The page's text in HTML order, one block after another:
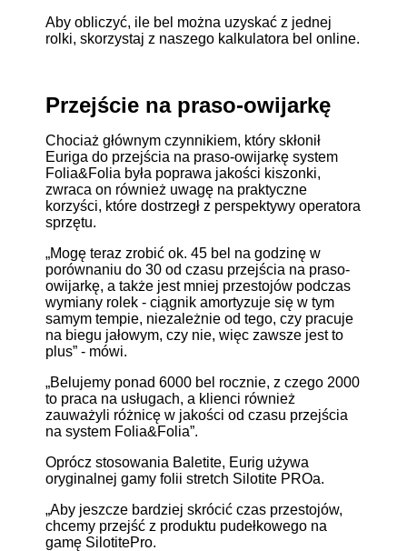
Aby obliczyć, ile bel można uzyskać z jednej
rolki, skorzystaj z naszego kalkulatora bel online.
Przejście na praso-owijarkę
Chociaż głównym czynnikiem, który skłonił
Euriga do przejścia na praso-owijarkę system
Folia&Folia była poprawa jakości kiszonki,
zwraca on również uwagę na praktyczne
korzyści, które dostrzegł z perspektywy operatora
sprzętu.
„Mogę teraz zrobić ok. 45 bel na godzinę w
porównaniu do 30 od czasu przejścia na praso-
owijarkę, a także jest mniej przestojów podczas
wymiany rolek - ciągnik amortyzuje się w tym
samym tempie, niezależnie od tego, czy pracuje
na biegu jałowym, czy nie, więc zawsze jest to
plus” - mówi.
„Belujemy ponad 6000 bel rocznie, z czego 2000
to praca na usługach, a klienci również
zauważyli różnicę w jakości od czasu przejścia
na system Folia&Folia”.
Oprócz stosowania Baletite, Eurig używa
oryginalnej gamy folii stretch Silotite PROa.
„Aby jeszcze bardziej skrócić czas przestojów,
chcemy przejść z produktu pudełkowego na
gamę SilotitePro.